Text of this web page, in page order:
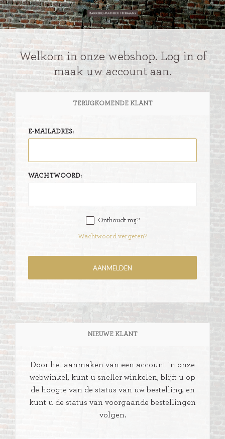
Welkom in onze webshop. Log in of
maak uw account aan.
TERUGKOMENDE KLANT
E-MAILADRES:
WACHTWOORD:
Onthoudt mij?
Wachtwoord vergeten?
NIEUWE KLANT
Door het aanmaken van een account in onze
webwinkel, kunt u sneller winkelen, blijft u op
de hoogte van de status van uw bestelling, en
kunt u de status van voorgaande bestellingen
volgen.